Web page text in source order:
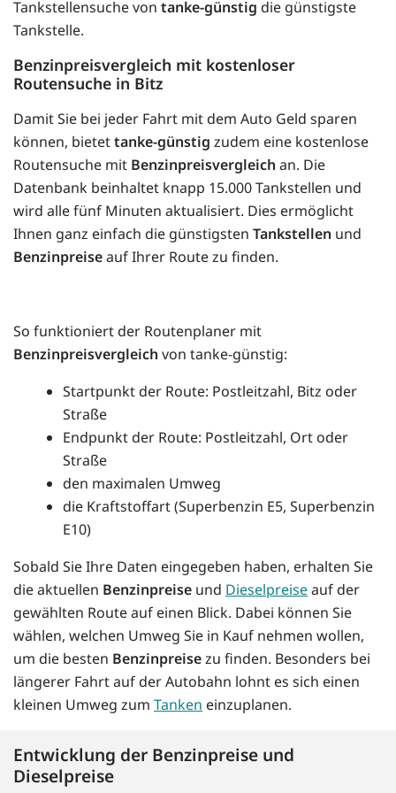
Tankstellensuche von tanke-günstig die günstigste
Tankstelle.
Benzinpreisvergleich mit kostenloser
Routensuche in Bitz
Damit Sie bei jeder Fahrt mit dem Auto Geld sparen
können, bietettanke-günstig zudem eine kostenlose
Routensuche mit Benzinpreisvergleich an. Die
Datenbank beinhaltet knapp 15.000 Tankstellen und
wird alle fünf Minuten aktualisiert. Dies ermöglicht
Ihnen ganz einfach die günstigsten Tankstellen und
Benzinpreiseauf Ihrer Route zu finden.
So funktioniert der Routenplaner mit
Benzinpreisvergleich von tanke-günstig:
Startpunkt der Route: Postleitzahl, Bitz oder
Straße
Endpunkt der Route: Postleitzahl, Ort oder
Straße
den maximalen Umweg
die Kraftstoffart (Superbenzin E5, Superbenzin
E10)
Sobald Sie Ihre Daten eingegeben haben, erhalten Sie
die aktuellen Benzinpreise und Dieselpreiseauf der
gewählten Route auf einen Blick. Dabei können Sie
wählen, welchen Umweg Sie in Kauf nehmen wollen,
um die besten Benzinpreisezu finden. Besonders bei
längerer Fahrt auf der Autobahn lohnt es sich einen
kleinen Umweg zum Tanken einzuplanen.
Entwicklung der Benzinpreise und
Dieselpreise